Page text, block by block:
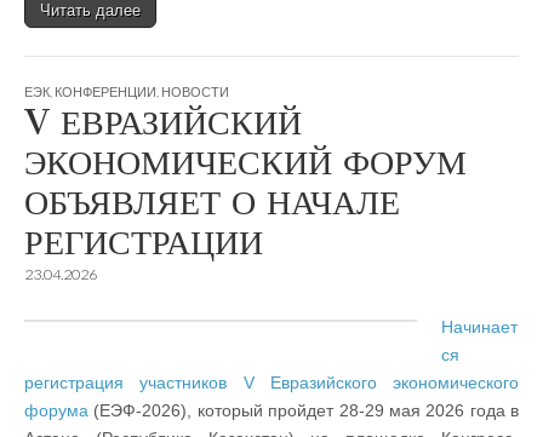
Читать далее
ЕЭК КОНФЕРЕНЦИИ НОВОСТИ
V ЕВРАЗИЙСКИЙ
ЭКОНОМИЧЕСКИЙ ФОРУМ
ОБЪЯВЛЯЕТ О НАЧАЛЕ
РЕГИСТРАЦИИ
23.04.2026
Начинает
ся
регистрация участников V Евразийского экономического
форума (ЕЭФ-2026), который пройдет 28-29 мая 2026 года в